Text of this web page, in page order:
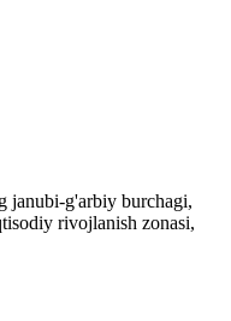
janubi-g'arbiy burchagi,
rivojlanish zonasi,